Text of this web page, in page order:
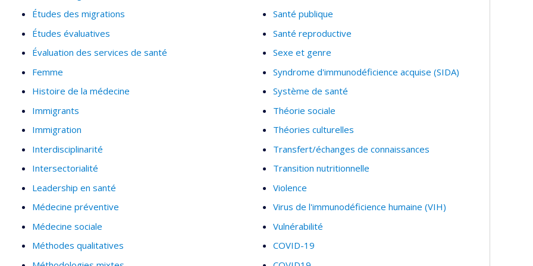
Études des migrations
Études évaluatives
Évaluation des services de santé
Femme
Histoire de la médecine
Immigrants
Immigration
Interdisciplinarité
Intersectorialité
Leadership en santé
Médecine préventive
Médecine sociale
Méthodes qualitatives
Santé publique
Santé reproductive
Sexe et genre
Syndrome d'immunodéficience acquise (SIDA)
Système de santé
Théorie sociale
Théories culturelles
Transfert/échanges de connaissances
Transition nutritionnelle
Violence
Virus de l'immunodéficience humaine (VIH)
Vulnérabilité
COVID-19